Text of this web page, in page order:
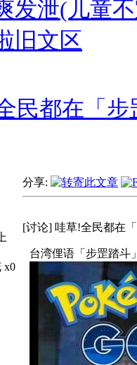
发泄(儿童
旧文区
民都在「
x0
分享:
[讨论] 哇草!全民都在
台湾俚语「步罡踏斗